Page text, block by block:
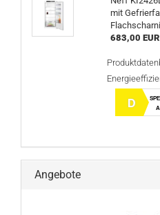
mit
683,00 EUR
D
Angebote